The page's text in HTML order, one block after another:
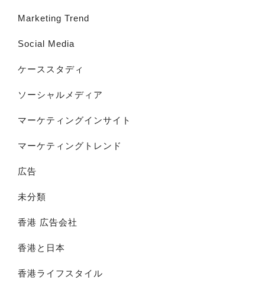
Marketing Trend
Social Media
ケーススタディ
ソーシャルメディア
マーケティングインサイト
マーケティングトレンド
広告
未分類
香港 広告会社
香港と日本
香港ライフスタイル